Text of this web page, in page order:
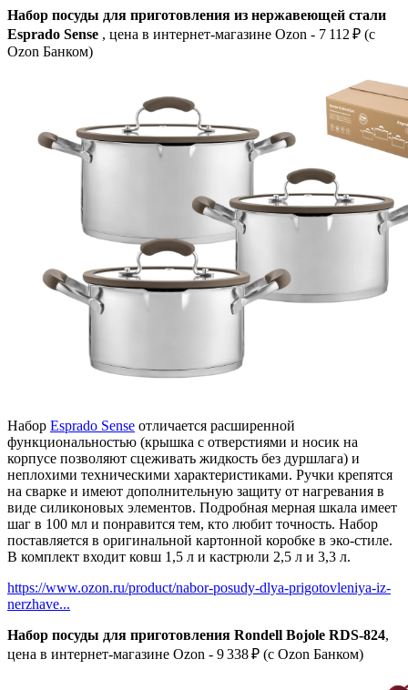
Набор посуды для приготовления из нержавеющей стали
Esprado Sense , цена в интернет-магазине Ozon - 7 112 ₽ (c
Ozon Банком)
Набор Esprado Sense отличается расширенной
функциональностью (крышка с отверстиями и носик на
корпусе позволяют сцеживать жидкость без дуршлага) и
неплохими техническими характеристиками. Ручки крепятся
на сварке и имеют дополнительную защиту от нагревания в
виде силиконовых элементов. Подробная мерная шкала имеет
шаг в 100 мл и понравится тем, кто любит точность. Набор
поставляется в оригинальной картонной коробке в эко-стиле.
В комплект входит ковш 1,5 л и кастрюли 2,5 л и 3,3 л.
https://www.ozon.ru/product/nabor-posudy-dlya-prigotovleniya-iz-
nerzhave...
Набор посуды для приготовления Rondell Bojole RDS-824,
цена в интернет-магазине Ozon - 9 338 ₽ (c Ozon Банком)